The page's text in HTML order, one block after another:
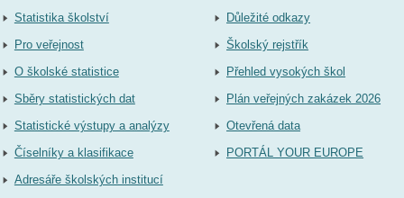
Statistika školství
Pro veřejnost
O školské statistice
Sběry statistických dat
Statistické výstupy a analýzy
Číselníky a klasifikace
Adresáře školských institucí
Důležité odkazy
Školský rejstřík
Přehled vysokých škol
Plán veřejných zakázek 2026
Otevřená data
PORTÁL YOUR EUROPE